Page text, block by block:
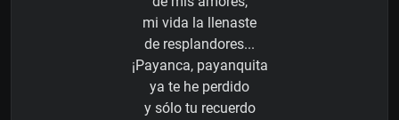
mi vida la llenaste
de resplandores...
¡Payanca, payanquita
ya te he perdido
y sólo tu recuerdo